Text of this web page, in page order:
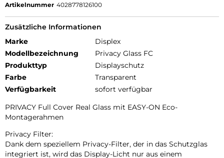
Artikelnummer 4028778126100
Zusätzliche Informationen
Marke
Displex
Modellbezeichnung
Privacy Glass FC
Produkttyp
Displayschutz
Farbe
Transparent
Verfügbarkeit
sofort verfügbar
PRIVACY Full Cover Real Glass mit EASY-ON Eco-
Montagerahmen
Privacy Filter:
Dank dem speziellem Privacy-Filter, der in das Schutzglas
integriert ist, wird das Display-Licht nur aus einem